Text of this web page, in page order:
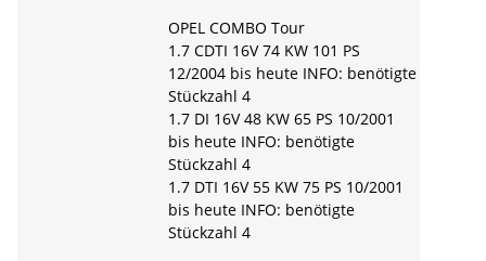
OPEL COMBO Tour
1.7 CDTI 16V 74 KW 101 PS
12/2004 bis heute INFO: benötigte
Stückzahl 4
1.7 DI 16V 48 KW 65 PS 10/2001
bis heute INFO: benötigte
Stückzahl 4
1.7 DTI 16V 55 KW 75 PS 10/2001
bis heute INFO: benötigte
Stückzahl 4